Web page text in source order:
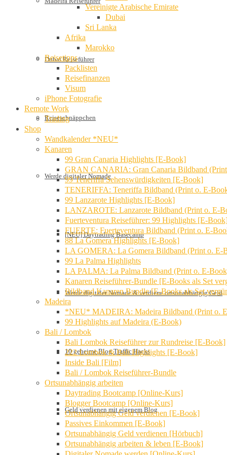
Dubai Reiseführer
Reiseschnäppchen
Werde digitaler Nomade
[NEU] Daytrading Basecamp
Werde digitaler Nomade & verdiene ortsunabhängig Geld
10 geheime Blog Traffic Hacks
Geld verdienen mit eigenem Blog
Vereinigte Arabische Emirate
Dubai
Sri Lanka
Afrika
Marokko
Reisetipps
Packlisten
Reisefinanzen
Visum
iPhone Fotografie
Remote Work
Trading
Shop
Wandkalender *NEU*
Kanaren
99 Gran Canaria Highlights [E-Book]
GRAN CANARIA: Gran Canaria Bildband
99 Teneriffa Sehenswürdigkeiten [E-Book]
TENERIFFA: Teneriffa Bildband (Print o. E-
99 Lanzarote Highlights [E-Book]
LANZAROTE: Lanzarote Bildband (Print o. E-
Fuerteventura Reiseführer: 99 Highlights [E-
FUERTE: Fuerteventura Bildband (Print o. E-
88 La Gomera Highlights [E-Book]
LA GOMERA: La Gomera Bildband (Print o. E-
99 La Palma Highlights
LA PALMA: La Palma Bildband (Print o. E-
Kanaren Reiseführer-Bundle [E-Books als Set
Bildband Kanaren Bundle [E-Books als Set
Madeira
*NEU* MADEIRA: Madeira Bildband (Print o.
99 Highlights auf Madeira (E-Book)
Bali / Lombok
Bali Lombok Reiseführer zur Rundreise [E-Book]
222 Lombok & Bali Highlights [E-Book]
Inside Bali [Film]
Bali / Lombok Reiseführer-Bundle
Ortsunabhängig arbeiten
Daytrading Bootcamp [Online-Kurs]
Blogger Bootcamp [Online-Kurs]
Ortsunabhängig Geld verdienen [E-Book]
Passives Einkommen [E-Book]
Ortsunabhängig Geld verdienen [Hörbuch]
Ortsunabhängig arbeiten & leben [E-Book]